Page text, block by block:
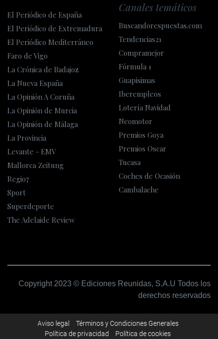
El Periódico de España
El Periódico de Extremadura
El Periódico Mediterráneo
Faro de Vigo
La Crónica de Badajoz
La Nueva España
La Opinión A Coruña
La Opinión de Murcia
La Opinión de Málaga
La Provincia
Levante - EMV
Mallorca Zeitung
Regio7
Sport
Superdeporte
The Adelaide Review
Canales temáticos
Buscandorespuestas.com
Tendencias21
Compramejor
Fórmula 1
Guapisimas
Iberempleos
Lotería Navidad
Neomotor
Premios Goya
Premios Oscar
Tucasa
Coches de Ocasión
Cambalache
Copyright 2023 © Ediciones Reunidas, S.A.U Todos los
derechos reservados
Aviso legal
Términos y Condiciones Generales
Política de privacidad
Política de cookies